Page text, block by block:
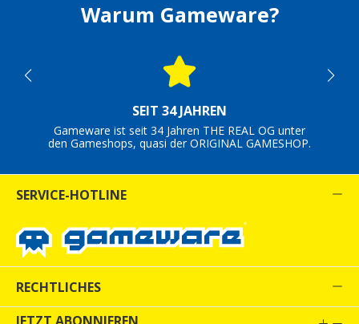
Warum Gameware?
SEIT 34 JAHREN
Gameware ist seit 34 Jahren THE REAL OG unter
den Gameshops, quasi der ORIGINAL GAMESHOP.
SERVICE-HOTLINE
RECHTLICHES